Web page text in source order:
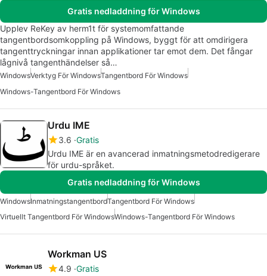
Gratis nedladdning för Windows
Upplev ReKey av herm1t för systemomfattande
tangentbordsomkoppling på Windows, byggt för att omdirigera
tangenttryckningar innan applikationer tar emot dem. Det fångar
lågnivå tangenthändelser så…
WindowsVerktyg För WindowsTangentbord För Windows
Windows-Tangentbord För Windows
Urdu IME
3.6 Gratis
Urdu IME är en avancerad inmatningsmetodredigerare
för urdu-språket.
Gratis nedladdning för Windows
WindowsInmatningstangentbordTangentbord För Windows
Virtuellt Tangentbord För WindowsWindows-Tangentbord För Windows
Workman US
4.9 Gratis